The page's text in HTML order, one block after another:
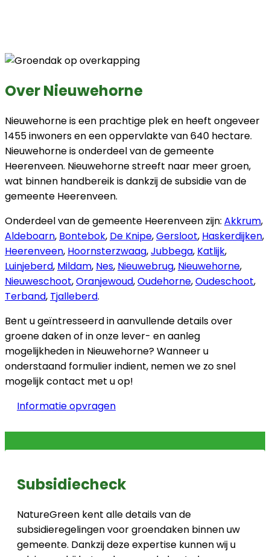
Over Nieuwehorne
Nieuwehorne is een prachtige plek en heeft ongeveer
1455 inwoners en een oppervlakte van 640 hectare.
Nieuwehorne is onderdeel van de gemeente
Heerenveen. Nieuwehorne streeft naar meer groen,
wat binnen handbereik is dankzij de subsidie van de
gemeente Heerenveen.
Onderdeel van de gemeente Heerenveen zijn: Akkrum,
Aldeboarn, Bontebok, De Knipe,Gersloot, Haskerdijken,
Heerenveen, Hoornsterzwaag,Jubbega, Katlijk,
Luinjeberd, Mildam, Nes, Nieuwebrug, Nieuwehorne,
Nieuweschoot,Oranjewoud,Oudehorne,Oudeschoot,
Terband, Tjalleberd.
Bent u geïntresseerd in aanvullende details over
groene daken of in onze lever- en aanleg
mogelijkheden in Nieuwehorne? Wanneer u
onderstaand formulier indient, nemen we zo snel
mogelijk contact met u op!
Informatie opvragen
Subsidiecheck
NatureGreen kent alle details van de
subsidieregelingen voor groendaken binnen uw
gemeente. Dankzij deze expertise kunnen wij u